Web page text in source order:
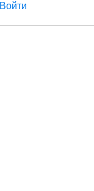
Войти